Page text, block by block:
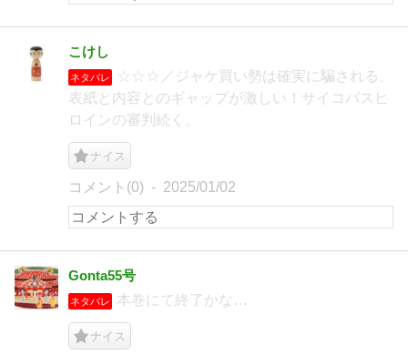
こけし
ネタバレ
☆☆☆／ジャケ買い勢は確実に騙される、
表紙と内容とのギャップが激しい！サイコパスヒ
ロインの審判続く。
ナイス
コメント(0) 2025/01/02
Gonta55号
ネタバレ 本巻にて終了かな…
ナイス